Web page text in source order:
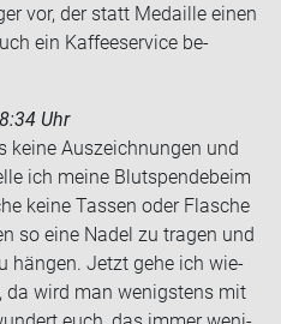
vor, der statt Me­dail­le einen
ein Kaf­fee­ser­vice be­
Uhr
keine Aus­zeich­nun­gen und
ich meine Blut­spen­de­beim
keine Tas­sen oder Fla­sche
so eine Nadel zu tra­gen und
hän­gen. Jetzt gehe ich wie­
da wird man we­nigs­tens mit